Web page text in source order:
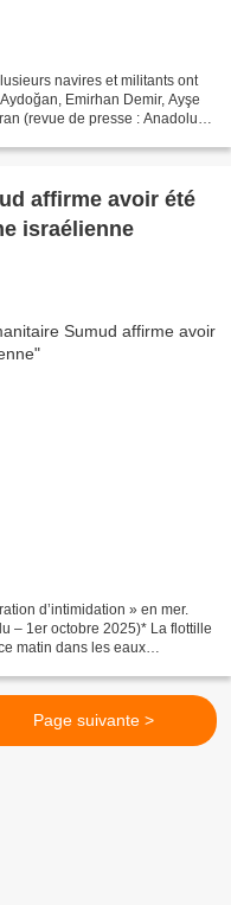
navires et militants ont
Emirhan Demir, Ayşe
(revue de presse : Anadolu –
affirme avoir été
israélienne
d’intimidation » en mer.
– 1er octobre 2025)* La flottille
matin dans les eaux
Page suivante >